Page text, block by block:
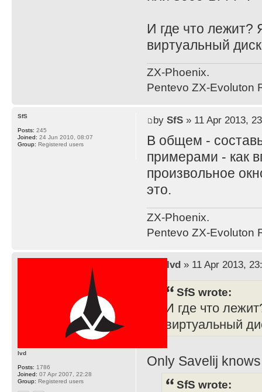
И где что лежит?
виртуальный
ZX-Phoenix.
Pentevo ZX-Evoluton
by SfS» 11 Apr 2013,
В общем -
примерами - как
произвольное
это.
ZX-Phoenix.
Pentevo ZX-Evoluton
SfS
Posts: 245
Joined: 24 Jun 2010, 08:07
Group: Registered users
lvd» 11 Apr 2013,
SfS wrote:
И где что
виртуальный
Only Savelij
SfS wrote:
lvd
Posts: 1786
Joined: 07 Apr 2007, 22:28
Group: Registered users